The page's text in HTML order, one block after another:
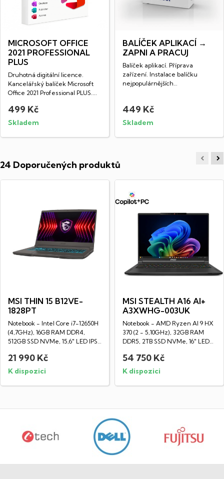
MICROSOFT OFFICE
2021 PROFESSIONAL
PLUS
Druhotná digitální licence.
Kancelářský balíček Microsoft
Office 2021 Professional PLUS....
499 Kč
Skladem
BALÍČEK APLIKACÍ →
ZAPNI A PRACUJ
Balíček aplikací. Příprava
zařízení. Instalace balíčku
nejpopulárnějších
449 Kč
Skladem
24 Doporučených produktů
MSI THIN 15 B12VE-
1828PT
Notebook - Intel Core i7-12650H
(4,7GHz), 16GB RAM DDR4,
512GB SSD NVMe, 15,6" LED IPS
21 990 Kč
K dispozici
MSI STEALTH A16 AI+
A3XWHG-003UK
Notebook - AMD Ryzen AI 9 HX
370 (2 - 5,10GHz), 32GB RAM
DDR5, 2TB SSD NVMe, 16" LED
54 750 Kč
K dispozici